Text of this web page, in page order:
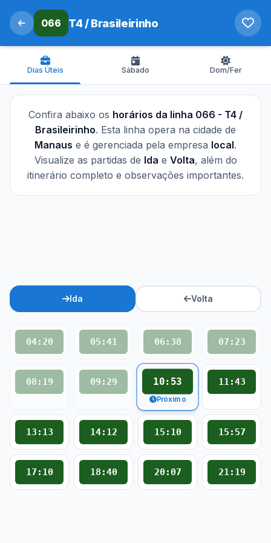
066 T4 / Brasileirinho
Dias Úteis Sábado Dom/Fer
Confira abaixo os horários da linha 066 - T4 /
Brasileirinho. Esta linha opera na cidade de
Manaus e é gerenciada pela empresa local.
Visualize as partidas de Ida e Volta, além do
itinerário completo e observações importantes.
Ida Volta
04:20 05:41 06:38 07:23
08:19 09:29 10:53
Próximo
11:43
13:13 14:12 15:10 15:57
17:10 18:40 20:07 21:19